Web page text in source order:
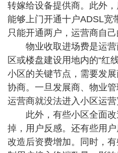
转嫁给设备提供商。此外
能够上门开通十户ADSL宽
只能开通两户，运营商自己
物业收取进场费是运营
区或楼盘建设用地内的“红
小区的关键节点，需要发
协商。一旦发展商、物业管
运营商就没法进入小区运营
此外，有些小区全面改
掉，用户反感。还有些用
改造后资费增加。同时，